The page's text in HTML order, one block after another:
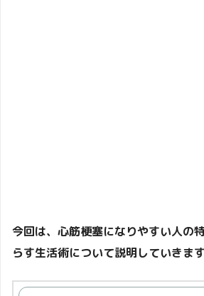
今回は、心筋梗塞になりやすい人の
らす生活術について説明していきます